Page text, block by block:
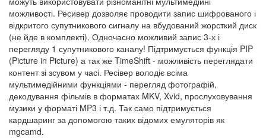
можливості. Ресивер дозволяє проводити запис шифрованого і
відкритого супутникового сигналу на вбудований жорсткий диск
(не йде в комплекті). Одночасно можливий запис 3-х і
перегляду 1 супутникового каналу! Підтримується функція PIP
(Picture in Picture) а так же TimeShift - можливість переглядати
контент зі зсувом у часі. Ресівер володіє всіма
мультимедійними функціями - перегляд фотографій,
декодування фільмів в форматах MKV, Xvid, прослуховування
музики у форматі MP3 і т.д. Так само підтримується
кардшаринг за допомогою таких відомих емуляторів як
mgcamd.